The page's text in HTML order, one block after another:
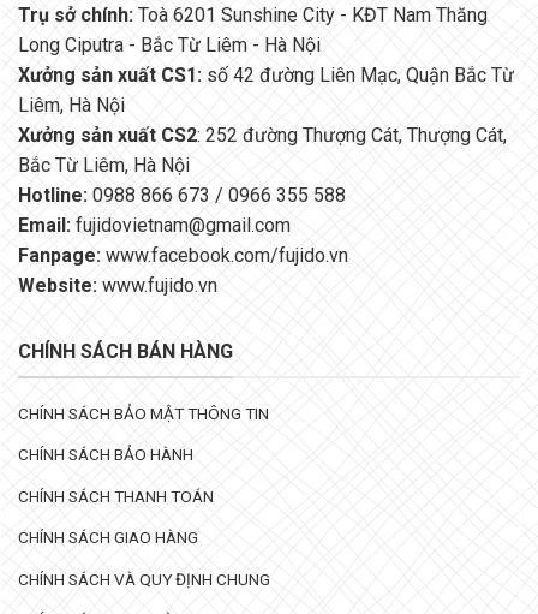
Trụ sở chính: Toà 6201 Sunshine City - KĐT Nam Thăng
Long Ciputra - Bắc Từ Liêm - Hà Nội
Xưởng sản xuất CS1: số 42 đường Liên Mạc, Quận Bắc Từ
Liêm, Hà Nội
Xưởng sản xuất CS2: 252 đường Thượng Cát, Thượng Cát,
Bắc Từ Liêm, Hà Nội
Hotline:0988 866 673 / 0966 355 588
Email: fujidovietnam@gmail.com
Fanpage:www.facebook.com/fujido.vn
Website: www.fujido.vn
CHÍNH SÁCH BÁN HÀNG
CHÍNH SÁCH BẢO MẬT THÔNG TIN
CHÍNH SÁCH BẢO HÀNH
CHÍNH SÁCH THANH TOÁN
CHÍNH SÁCH GIAO HÀNG
CHÍNH SÁCH VÀ QUY ĐỊNH CHUNG